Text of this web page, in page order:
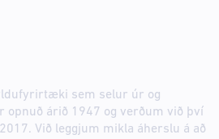
sem selur úr og
árið 1947 og verðum við því
Við leggjum mikla áherslu á að